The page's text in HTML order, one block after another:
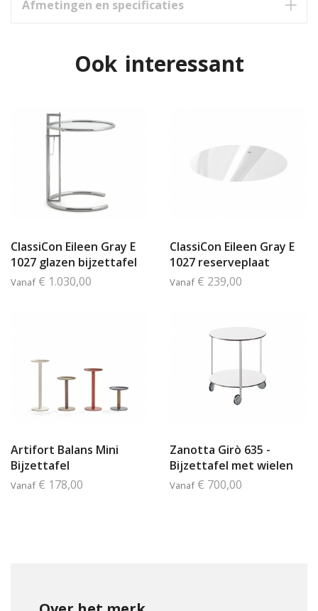
Afmetingen en specificaties
Ook interessant
ClassiCon Eileen Gray E
1027 glazen bijzettafel
Vanaf € 1.030,00
ClassiCon Eileen Gray E
1027 reserveplaat
Vanaf € 239,00
Artifort Balans Mini
Bijzettafel
Vanaf € 178,00
Zanotta Girò 635 -
Bijzettafel met wielen
Vanaf € 700,00